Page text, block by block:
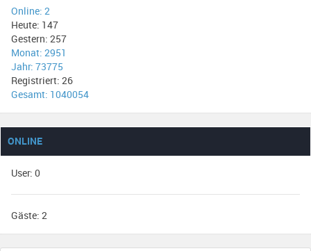
Online: 2
Heute: 147
Gestern: 257
Monat: 2951
Jahr: 73775
Registriert: 26
Gesamt: 1040054
ONLINE
User: 0
Gäste: 2